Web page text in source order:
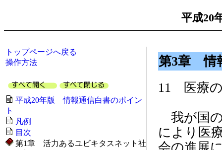
平成20
トップページへ戻る
操作方法
平成20年版 情報通信白書のポイン
ト
凡例
目次
第1章 活力あるユビキタスネット社
第3章 情
11 医療
我が国の
により医